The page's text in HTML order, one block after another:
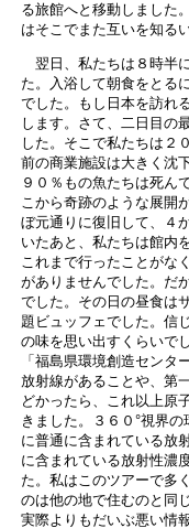
る旅館へと移動しました
はそこでまた互いを知る
翌日、私たちは８時半
た。入浴して朝食をとる
でした。もし日本を訪れ
します。さて、二日目の
した。そこで私たちは２
前の商業施設は大きく沈
９０％もの魚たちは死ん
こから奇跡のような展開
ぼ元通りに復旧して、４
いたあと、私たちは館内
これまで行ったことがな
がありませんでした。だ
でした。その日の昼食は
題ビュッフェでした。信
の味を思い出すくらいで
「福島県環境創造センタ
放射線があることや、第
どかったら、これ以上原
きました。３６０°視界
に普通に含まれている放
に含まれている放射性濃
た。私はこのツアーで多
のは他の地で住むのと同
実際よりもだいぶ悪い情